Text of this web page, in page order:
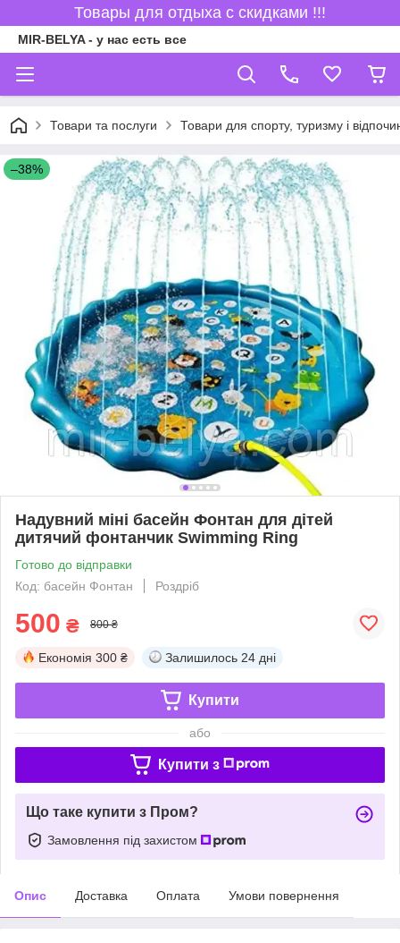
Товары для отдыха с скидками !!!
MIR-BELYA - у нас есть все
Товари та послуги Товари для спорту, туризму і
–38%
Надувний міні басейн Фонтан для дітей
дитячий фонтанчик Swimming Ring
Готово до відправки
Код: басейн Фонтан
Роздріб
500 ₴ 800 ₴
Економія 300 ₴ Залишилось 24 дні
Купити
або
Купити з
Що таке купити з Пром?
Замовлення під захистом
Опис Доставка Оплата Умови повернення